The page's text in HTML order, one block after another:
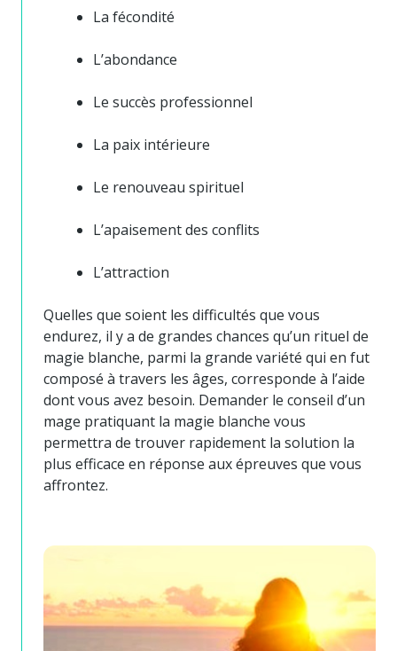
La fécondité
L’abondance
Le succès professionnel
La paix intérieure
Le renouveau spirituel
L’apaisement des conflits
L’attraction
Quelles que soient les difficultés que vous
endurez, il y a de grandes chances qu’un rituel de
magie blanche, parmi la grande variété qui en fut
composé à travers les âges, corresponde à l’aide
dont vous avez besoin. Demander le conseil d’un
mage pratiquant la magie blanche vous
permettra de trouver rapidement la solution la
plus efficace en réponse aux épreuves que vous
affrontez.